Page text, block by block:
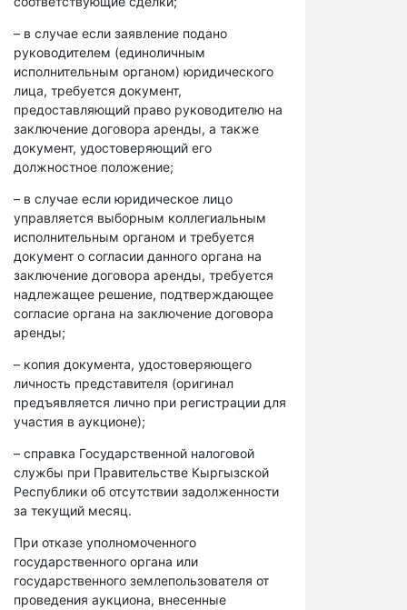
– в случае если заявление подано
руководителем (единоличным
исполнительным органом) юридического
лица, требуется документ,
предоставляющий право руководителю на
заключение договора аренды, а также
документ, удостоверяющий его
должностное положение;
– в случае если юридическое лицо
управляется выборным коллегиальным
исполнительным органом и требуется
документ о согласии данного органа на
заключение договора аренды, требуется
надлежащее решение, подтверждающее
согласие органа на заключение договора
аренды;
– копия документа, удостоверяющего
личность представителя (оригинал
предъявляется лично при регистрации для
участия в аукционе);
– справка Государственной налоговой
службы при Правительстве Кыргызской
Республики об отсутствии задолженности
за текущий месяц.
При отказе уполномоченного
государственного органа или
государственного землепользователя от
проведения аукциона, внесенные